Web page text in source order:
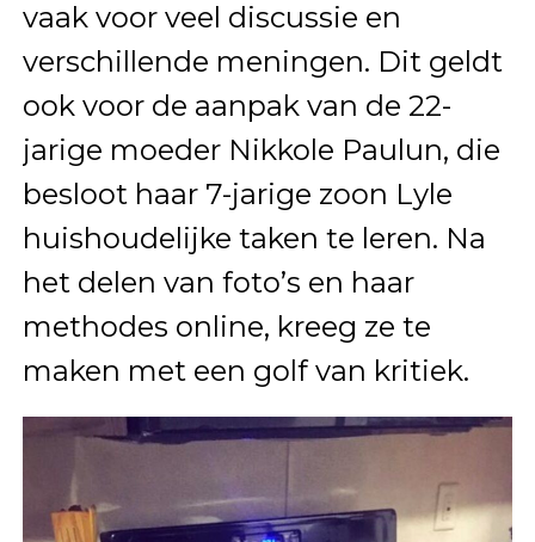
vaak voor veel discussie en
verschillende meningen. Dit geldt
ook voor de aanpak van de 22-
jarige moeder Nikkole Paulun, die
besloot haar 7-jarige zoon Lyle
huishoudelijke taken te leren. Na
het delen van foto’s en haar
methodes online, kreeg ze te
maken met een golf van kritiek.